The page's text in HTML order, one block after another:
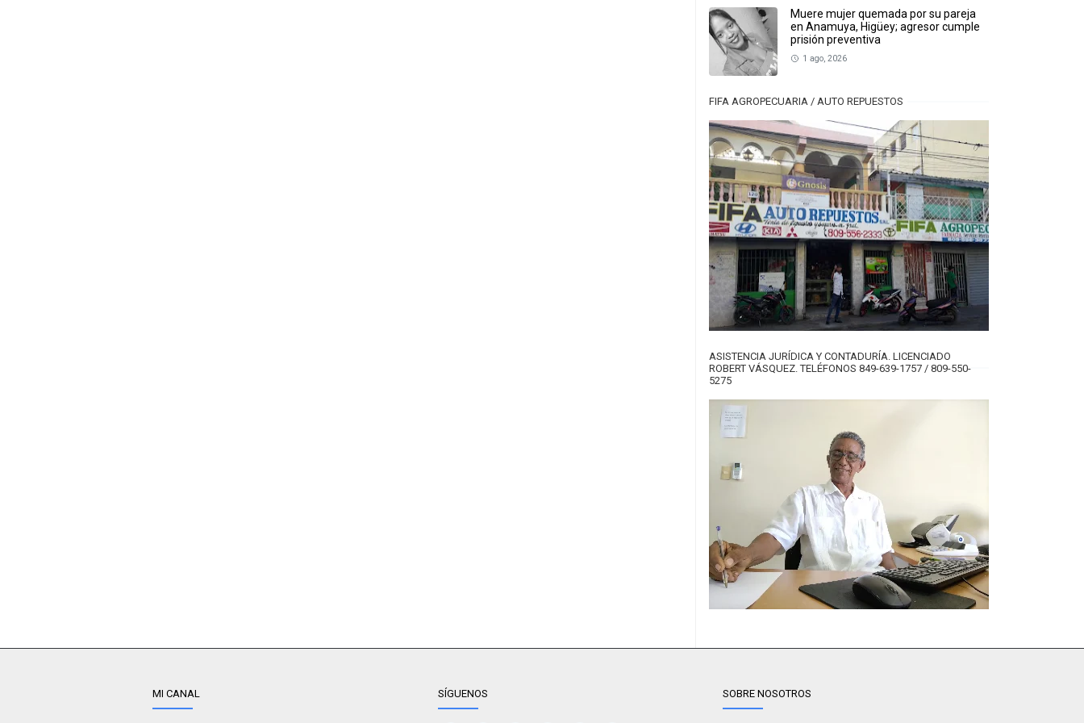
Muere mujer quemada por su pareja
en Anamuya, Higüey; agresor cumple
prisión preventiva
1 ago, 2026
FIFA AGROPECUARIA / AUTO REPUESTOS
ASISTENCIA JURÍDICA Y CONTADURÍA. LICENCIADO
ROBERT VÁSQUEZ. TELÉFONOS 849-639-1757 / 809-550-
5275
MI CANAL SÍGUENOS SOBRE NOSOTROS